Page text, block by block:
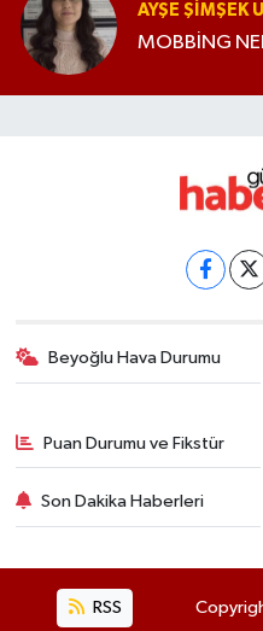
AYŞE ŞIMŞEK
MOBBİNG
Beyoğlu Hava Durumu
Puan Durumu ve Fikstür
Son Dakika Haberleri
RSS